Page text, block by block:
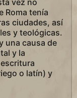
vez no
Roma tenía
ciudades, así
y teológicas.
una causa de
y la
o latín) y